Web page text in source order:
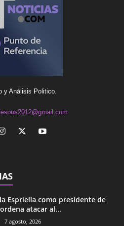
y Análisis Politico.
iesous2012@gmail.com
Espriella como presidente de
atacar al...
7 agosto, 2026